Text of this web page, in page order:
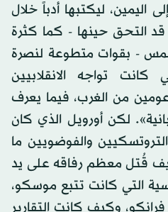
اليمين، ليكتبها أدباً خلال
قد التحق حينها - كما كثرة
- بقوات متطوعة لنصرة
كانت تواجه الانقلابيين
من الغرب، فيما يعرف
لكن أورويل الذي كان
والفوضويين ما
قُتل معظم رفاقه على يد
التي كانت تتبع موسكو،
وكيف كانت التقارير